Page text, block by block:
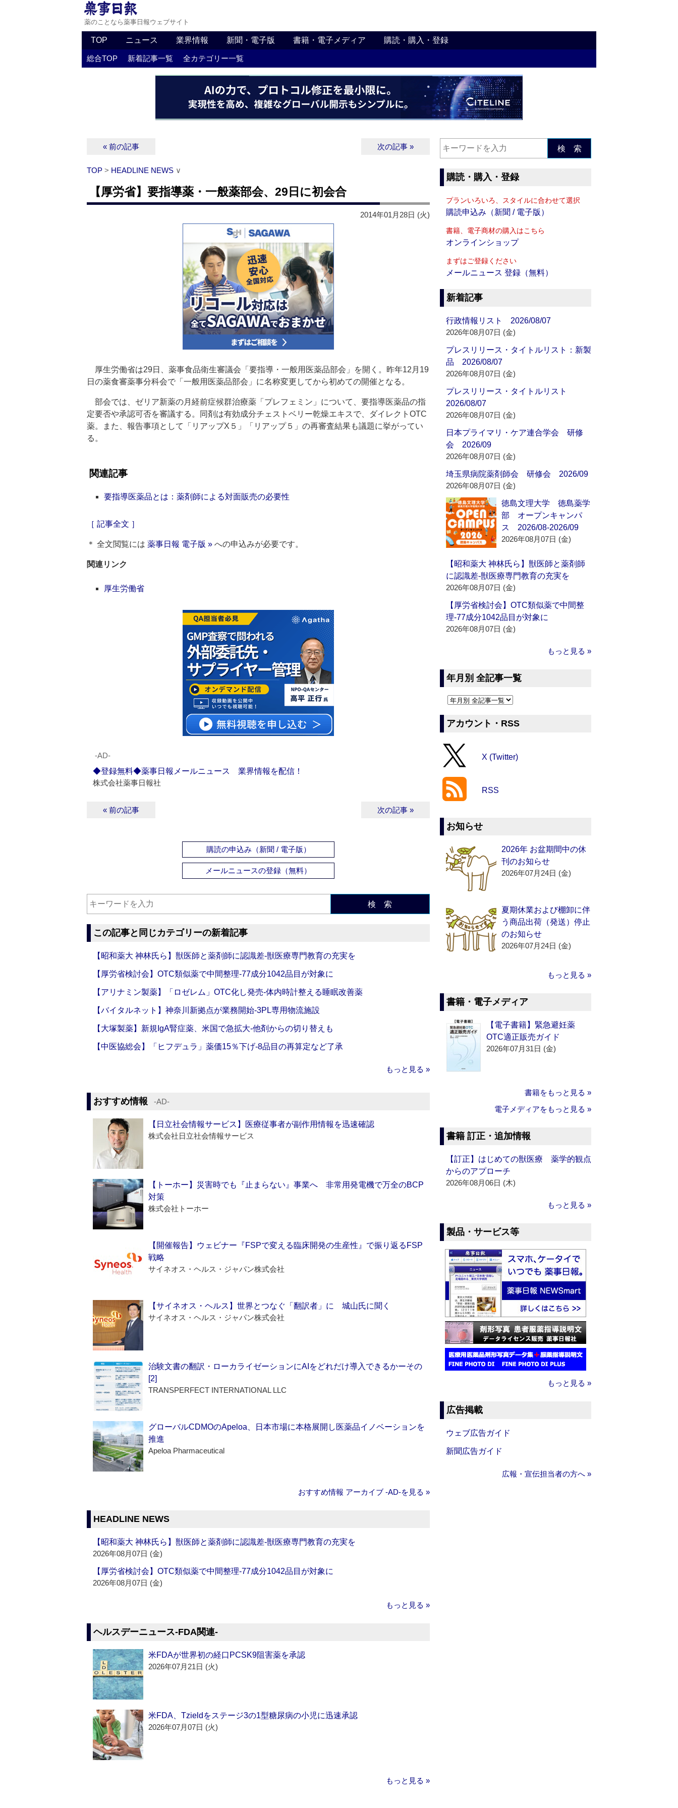
薬のことなら薬事日報ウェブサイト
TOP ニュース 業界情報 新聞・電子版 書籍・電子メディア 購読・購入・登録
総合TOP 新着記事一覧 全カテゴリー一覧
« 前の記事 次の記事 »
TOP > HEADLINE NEWS ∨
【厚労省】要指導薬・一般薬部会、29日に初会合
2014年01月28日 (火)
厚生労働省は29日、薬事食品衛生審議会「要指導・一般用医薬品部会」を開く。昨年12月19
日の薬食審薬事分科会で「一般用医薬品部会」に名称変更してから初めての開催となる。
部会では、ゼリア新薬の月経前症候群治療薬「プレフェミン」について、要指導医薬品の指
定要否や承認可否を審議する。同剤は有効成分チェストベリー乾燥エキスで、ダイレクトOTC
薬。また、報告事項として「リアップX５」「リアップ５」の再審査結果も議題に挙がってい
る。
関連記事
要指導医薬品とは：薬剤師による対面販売の必要性
［ 記事全文 ］
＊ 全文閲覧には 薬事日報 電子版 » への申込みが必要です。
関連リンク
厚生労働省
‐AD‐
◆登録無料◆薬事日報メールニュース 業界情報を配信！
株式会社薬事日報社
« 前の記事 次の記事 »
購読の申込み（新聞 / 電子版）
メールニュースの登録（無料）
検 索
この記事と同じカテゴリーの新着記事
【昭和薬大 神林氏ら】獣医師と薬剤師に認識差‐獣医療専門教育の充実を
【厚労省検討会】OTC類似薬で中間整理‐77成分1042品目が対象に
【アリナミン製薬】「ロゼレム」OTC化し発売‐体内時計整える睡眠改善薬
【バイタルネット】神奈川新拠点が業務開始‐3PL専用物流施設
【大塚製薬】新規IgA腎症薬、米国で急拡大‐他剤からの切り替えも
【中医協総会】「ヒフデュラ」薬価15％下げ‐8品目の再算定など了承
もっと見る »
おすすめ情報 ‐AD‐
【日立社会情報サービス】医療従事者が副作用情報を迅速確認
株式会社日立社会情報サービス
【トーホー】災害時でも『止まらない』事業へ 非常用発電機で万全のBCP
対策
株式会社トーホー
【開催報告】ウェビナー『FSPで変える臨床開発の生産性』で振り返るFSP
戦略
サイネオス・ヘルス・ジャパン株式会社
【サイネオス・ヘルス】世界とつなぐ「翻訳者」に 城山氏に聞く
サイネオス・ヘルス・ジャパン株式会社
治験文書の翻訳・ローカライゼーションにAIをどれだけ導入できるかーその
[2]
TRANSPERFECT INTERNATIONAL LLC
グローバルCDMOのApeloa、日本市場に本格展開し医薬品イノベーションを
推進
Apeloa Pharmaceutical
おすすめ情報 アーカイブ ‐AD‐を見る »
HEADLINE NEWS
【昭和薬大 神林氏ら】獣医師と薬剤師に認識差‐獣医療専門教育の充実を
2026年08月07日 (金)
【厚労省検討会】OTC類似薬で中間整理‐77成分1042品目が対象に
2026年08月07日 (金)
もっと見る »
ヘルスデーニュース‐FDA関連‐
米FDAが世界初の経口PCSK9阻害薬を承認
2026年07月21日 (火)
米FDA、Tzieldをステージ3の1型糖尿病の小児に迅速承認
2026年07月07日 (火)
もっと見る »
検 索
購読・購入・登録
プランいろいろ、スタイルに合わせて選択
購読申込み（新聞 / 電子版）
書籍、電子商材の購入はこちら
オンラインショップ
まずはご登録ください
メールニュース 登録（無料）
新着記事
行政情報リスト 2026/08/07
2026年08月07日 (金)
プレスリリース・タイトルリスト：新製
品 2026/08/07
2026年08月07日 (金)
プレスリリース・タイトルリスト
2026/08/07
2026年08月07日 (金)
日本プライマリ・ケア連合学会 研修
会 2026/09
2026年08月07日 (金)
埼玉県病院薬剤師会 研修会 2026/09
2026年08月07日 (金)
徳島文理大学 徳島薬学
部 オープンキャンパ
ス 2026/08-2026/09
2026年08月07日 (金)
【昭和薬大 神林氏ら】獣医師と薬剤師
に認識差‐獣医療専門教育の充実を
2026年08月07日 (金)
【厚労省検討会】OTC類似薬で中間整
理‐77成分1042品目が対象に
2026年08月07日 (金)
もっと見る »
年月別 全記事一覧
アカウント・RSS
X (Twitter)
RSS
お知らせ
2026年 お盆期間中の休
刊のお知らせ
2026年07月24日 (金)
夏期休業および棚卸に伴
う商品出荷（発送）停止
のお知らせ
2026年07月24日 (金)
もっと見る »
書籍・電子メディア
【電子書籍】緊急避妊薬
OTC適正販売ガイド
2026年07月31日 (金)
書籍をもっと見る »
電子メディアをもっと見る »
書籍 訂正・追加情報
【訂正】はじめての獣医療 薬学的観点
からのアプローチ
2026年08月06日 (木)
もっと見る »
製品・サービス等
もっと見る »
広告掲載
ウェブ広告ガイド
新聞広告ガイド
広報・宣伝担当者の方へ »